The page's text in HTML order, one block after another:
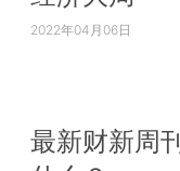
2022年04月06日
最新财新周